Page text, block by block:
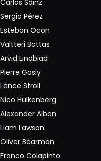
Carlos Sainz
Sergio Pérez
Esteban Ocon
Valtteri Bottas
Arvid Lindblad
Pierre Gasly
Lance Stroll
Nico Hülkenberg
Alexander Albon
Liam Lawson
Oliver Bearman
Franco Colapinto